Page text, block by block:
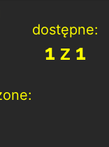
dostępne:
1 z 1